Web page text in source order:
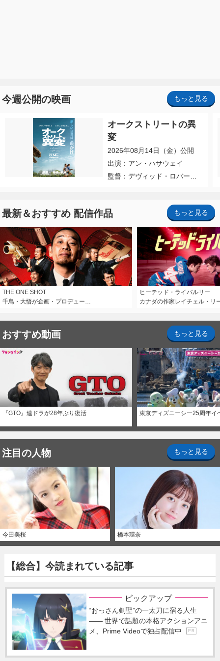
今週公開の映画 もっと見る
オークストリートの異
変
2026年08月14日（金）公開
出演：アン・ハサウェイ
監督：デヴィッド・ロバー
最新＆おすすめ 配信作品 もっと見る
THE ONE SHOT
千鳥・大悟が企画・プロデュー…
ヒーテッド・ライバルリー
カナダの作家レイチェル・リ
おすすめ動画 もっと見る
『GTO』連ドラが28年ぶり復活 東京ディズニーシー25周年イ
注目の人物 もっと見る
今田美桜 橋本環奈
【総合】今読まれている記事
ピックアップ
“おっさん剣聖”の一太刀に宿る人生
―― 世界で話題の本格アクションアニ
メ、Prime Videoで独占配信中
P R